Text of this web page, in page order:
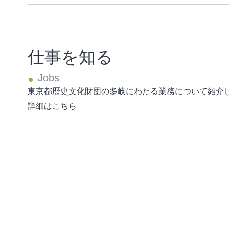
仕事を知る
東京都歴史文化財団の多岐にわたる業務について紹介
詳細はこちら